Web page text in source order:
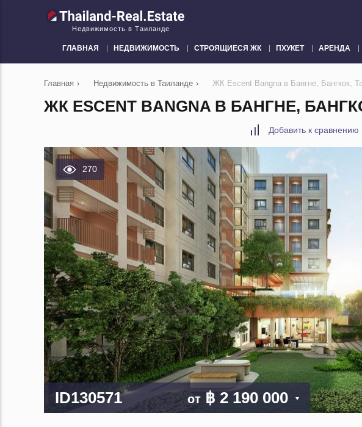
Недвижимость в Таиланде
ГЛАВНАЯ НЕДВИЖИМОСТЬ СТРОЯЩИЕСЯ ЖК ПХУКЕТ АРЕНДА
Главная › Недвижимость в Таиланде › ЖК Escent Bangna в Бангне, Бангкок,
ЖК ESCENT BANGNA В БАНГНЕ,
Добавить к сравнению
270
ID130571 от ฿ 2 190 000